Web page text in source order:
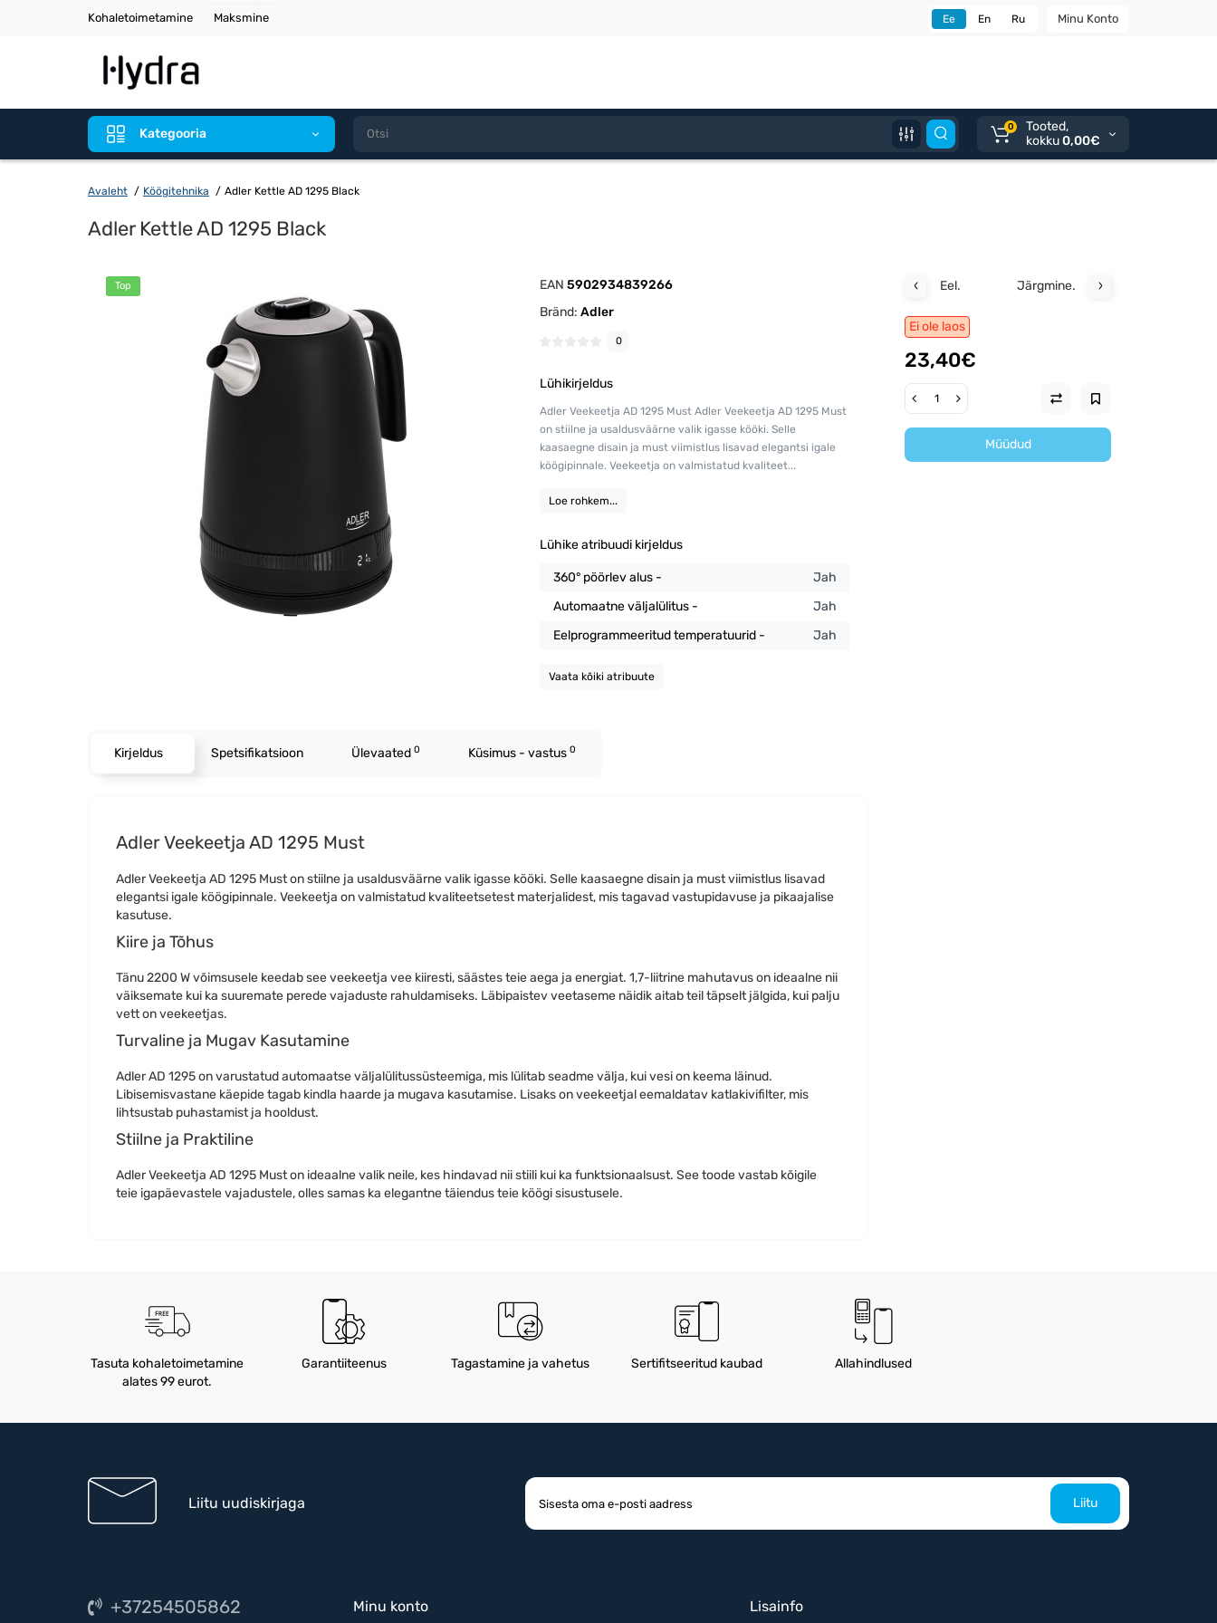
Kohaletoimetamine Maksmine Minu Konto
Ee En Ru
Kategooria 0
Tooted,
kokku0,00€
Avaleht Köögitehnika Adler Kettle AD 1295 Black
Adler Kettle AD 1295 Black
Top EAN5902934839266
Bränd:Adler
0
Lühikirjeldus
Adler Veekeetja AD 1295 Must Adler Veekeetja AD 1295 Must
on stiilne ja usaldusväärne valik igasse kööki. Selle
kaasaegne disain ja must viimistlus lisavad elegantsi igale
köögipinnale. Veekeetja on valmistatud kvaliteet...
Loe rohkem...
Lühike atribuudi kirjeldus
360° pöörlev alus -
Jah
Automaatne väljalülitus -
Jah
Eelprogrammeeritud temperatuurid -
Jah
Vaata kõiki atribuute
Eel. Järgmine.
Ei ole laos
23,40€
Müüdud
Kirjeldus Spetsifikatsioon Ülevaated 0 Küsimus - vastus 0
Adler Veekeetja AD 1295 Must
Adler Veekeetja AD 1295 Must on stiilne ja usaldusväärne valik igasse kööki. Selle kaasaegne disain ja must viimistlus lisavad
elegantsi igale köögipinnale. Veekeetja on valmistatud kvaliteetsetest materjalidest, mis tagavad vastupidavuse ja pikaajalise
kasutuse.
Kiire ja Tõhus
Tänu 2200 W võimsusele keedab see veekeetja vee kiiresti, säästes teie aega ja energiat. 1,7-liitrine mahutavus on ideaalne nii
väiksemate kui ka suuremate perede vajaduste rahuldamiseks. Läbipaistev veetaseme näidik aitab teil täpselt jälgida, kui palju
vett on veekeetjas.
Turvaline ja Mugav Kasutamine
Adler AD 1295 on varustatud automaatse väljalülitussüsteemiga, mis lülitab seadme välja, kui vesi on keema läinud.
Libisemisvastane käepide tagab kindla haarde ja mugava kasutamise. Lisaks on veekeetjal eemaldatav katlakivifilter, mis
lihtsustab puhastamist ja hooldust.
Stiilne ja Praktiline
Adler Veekeetja AD 1295 Must on ideaalne valik neile, kes hindavad nii stiili kui ka funktsionaalsust. See toode vastab kõigile
teie igapäevastele vajadustele, olles samas ka elegantne täiendus teie köögi sisustusele.
Tasuta kohaletoimetamine
alates 99 eurot.
Garantiiteenus Tagastamine ja vahetus Sertifitseeritud kaubad Allahindlused
Liitu uudiskirjaga Liitu
+37254505862 Minu konto Lisainfo